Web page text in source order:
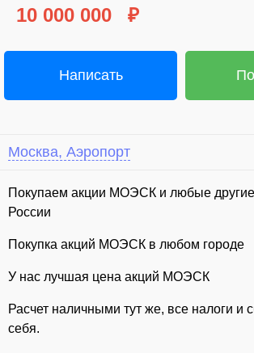
10 000 000
₽
Написать
Москва, Аэропорт
Покупаем акции МОЭСК и любые другие
России
Покупка акций МОЭСК в любом городе
У нас лучшая цена акций МОЭСК
Расчет наличными тут же, все налоги и
себя.